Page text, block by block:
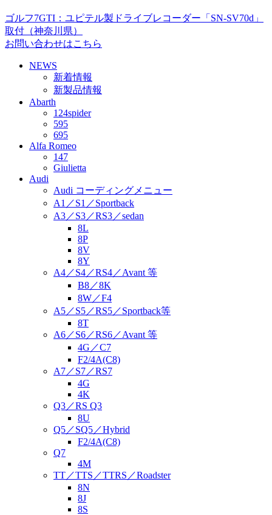
ゴルフ7GTI：ユピテル製ドライブレコーダー「SN-SV70d」
取付（神奈川県）
お問い合わせはこちら
NEWS
新着情報
新製品情報
Abarth
124spider
595
695
Alfa Romeo
147
Giulietta
Audi
Audi コーディングメニュー
A1／S1／Sportback
A3／S3／RS3／sedan
8L
8P
8V
8Y
A4／S4／RS4／Avant 等
B8／8K
8W／F4
A5／S5／RS5／Sportback等
8T
A6／S6／RS6／Avant 等
4G／C7
F2/4A(C8)
A7／S7／RS7
4G
4K
Q3／RS Q3
8U
Q5／SQ5／Hybrid
F2/4A(C8)
Q7
4M
TT／TTS／TTRS／Roadster
8N
8J
8S